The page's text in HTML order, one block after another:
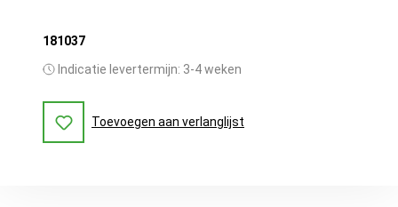
181037
Indicatie levertermijn: 3-4 weken
Toevoegen aan verlanglijst